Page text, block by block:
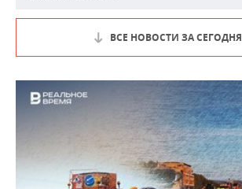
ВСЕ НОВОСТИ ЗА СЕГОДНЯ